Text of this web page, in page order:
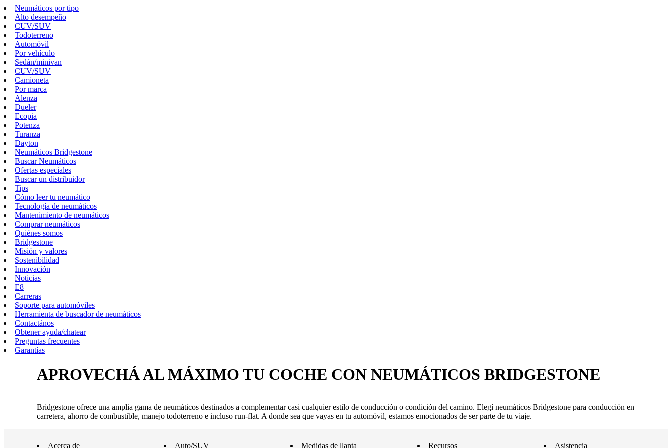
Neumáticos por tipo
Alto desempeño
CUV/SUV
Todoterreno
Automóvil
Por vehículo
Sedán/minivan
CUV/SUV
Camioneta
Por marca
Alenza
Dueler
Ecopia
Potenza
Turanza
Dayton
Neumáticos Bridgestone
Buscar Neumáticos
Ofertas especiales
Buscar un distribuidor
Tips
Cómo leer tu neumático
Tecnología de neumáticos
Mantenimiento de neumáticos
Comprar neumáticos
Quiénes somos
Bridgestone
Misión y valores
Sostenibilidad
Innovación
Noticias
E8
Carreras
Soporte para automóviles
Herramienta de buscador de neumáticos
Contactános
Obtener ayuda/chatear
Preguntas frecuentes
Garantías
APROVECHÁ AL MÁXIMO TU COCHE CON NEUMÁTICOS BRIDGESTONE
Bridgestone ofrece una amplia gama de neumáticos destinados a complementar casi cualquier estilo de conducción o condición del camino. Elegí neumáticos Bridgestone para conducción en
carretera, ahorro de combustible, manejo todoterreno e incluso run-flat. A donde sea que vayas en tu automóvil, estamos emocionados de ser parte de tu viaje.
Acerca de Auto/SUV Medidas de llanta Recursos Asistencia